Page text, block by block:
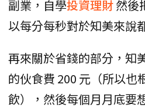
副業，自學投資理財然後
以每分每秒對於知美來說
再來關於省錢的部分，知
的伙食費 200 元（所以也
飲），然後每個月月底要